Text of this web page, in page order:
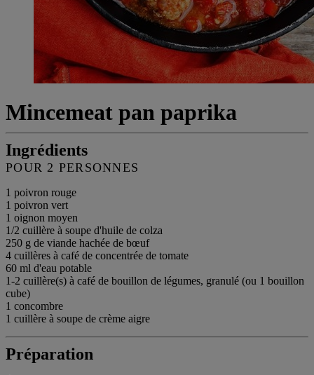
Mincemeat pan paprika
Ingrédients
POUR 2 PERSONNES
1 poivron rouge
1 poivron vert
1 oignon moyen
1/2 cuillère à soupe d'huile de colza
250 g de viande hachée de bœuf
4 cuillères à café de concentrée de tomate
60 ml d'eau potable
1-2 cuillère(s) à café de bouillon de légumes, granulé (ou 1 bouillon
cube)
1 concombre
1 cuillère à soupe de crème aigre
Préparation